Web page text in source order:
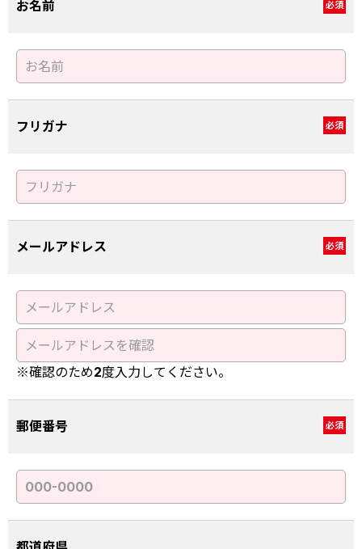
お名前 必須
フリガナ 必須
メールアドレス 必須
※確認のため2度入力してください。
郵便番号 必須